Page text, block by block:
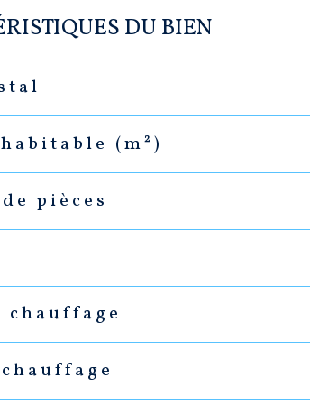
DU BIEN
Valeurs
(m²)
pièces
chauffage